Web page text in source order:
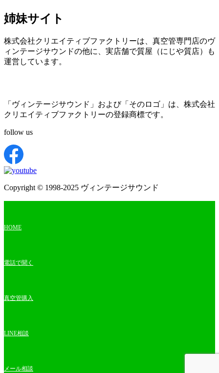
姉妹サイト
株式会社クリエイティブファクトリーは、真空管専門店のヴ
ィンテージサウンドの他に、実店舗で質屋（にじや質店）も
運営しています。
「ヴィンテージサウンド」および「そのロゴ」は、株式会社
クリエイティブファクトリーの登録商標です。
follow us
Copyright © 1998-2025 ヴィンテージサウンド
HOME
電話で聞く
真空管購入
LINE相談
メール相談